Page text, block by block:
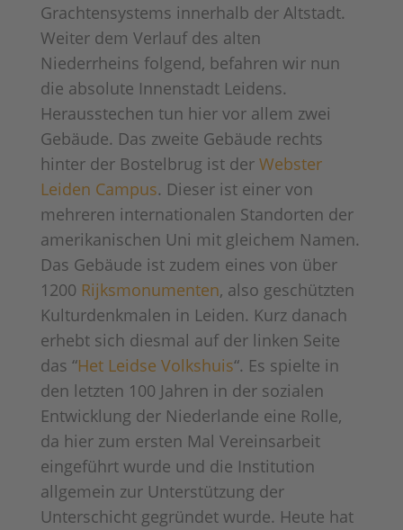
Grachtensystems innerhalb der Altstadt.
Weiter dem Verlauf des alten
Niederrheins folgend, befahren wir nun
die absolute Innenstadt Leidens.
Herausstechen tun hier vor allem zwei
Gebäude. Das zweite Gebäude rechts
hinter der Bostelbrug ist der Webster
Leiden Campus. Dieser ist einer von
mehreren internationalen Standorten der
amerikanischen Uni mit gleichem Namen.
Das Gebäude ist zudem eines von über
1200 Rijksmonumenten, also geschützten
Kulturdenkmalen in Leiden. Kurz danach
erhebt sich diesmal auf der linken Seite
das “Het Leidse Volkshuis“. Es spielte in
den letzten 100 Jahren in der sozialen
Entwicklung der Niederlande eine Rolle,
da hier zum ersten Mal Vereinsarbeit
eingeführt wurde und die Institution
allgemein zur Unterstützung der
Unterschicht gegründet wurde. Heute hat